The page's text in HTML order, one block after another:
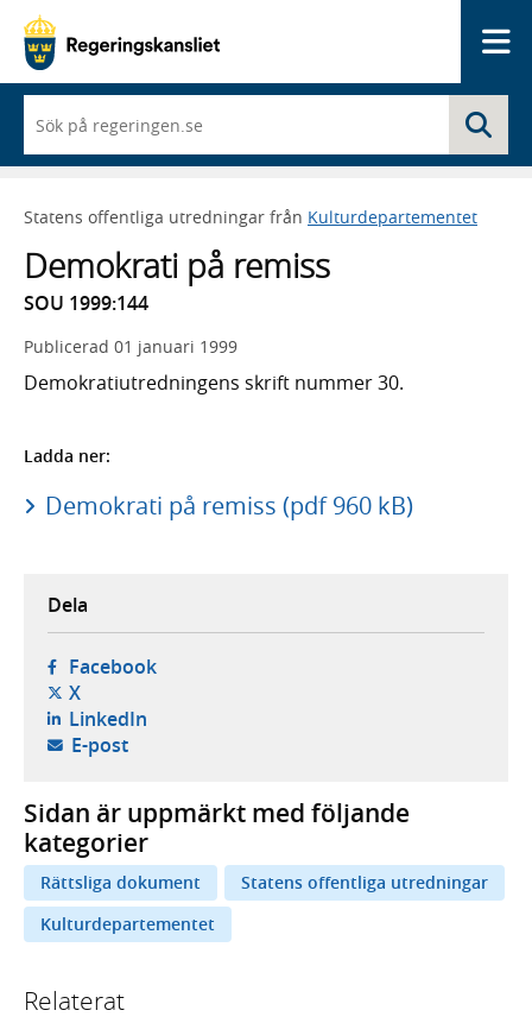
du
börjar
skriva
framträder
lista
med
sökförslag
Statens offentliga utredningar från Kulturdepartementet
Demokrati på remiss
SOU 1999:144
Publicerad 01 januari 1999
Demokratiutredningens skrift nummer 30.
Ladda ner:
Demokrati på remiss (pdf 960 kB)
Dela
Facebook- öppnas i ny flik, extern webbplats,
X- öppnas i ny flik, extern webbplats,
LinkedIn- öppnas i ny flik, extern webbplats,
E-post- öppnar din e-postklient,
Sidan är uppmärkt med följande
kategorier
Rättsliga dokument
Statens offentliga utredningar
Kulturdepartementet
Relaterat